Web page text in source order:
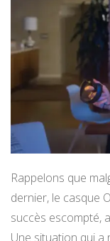
Rappelons que
dernier, le casque
succès escompté,
Une situation qui